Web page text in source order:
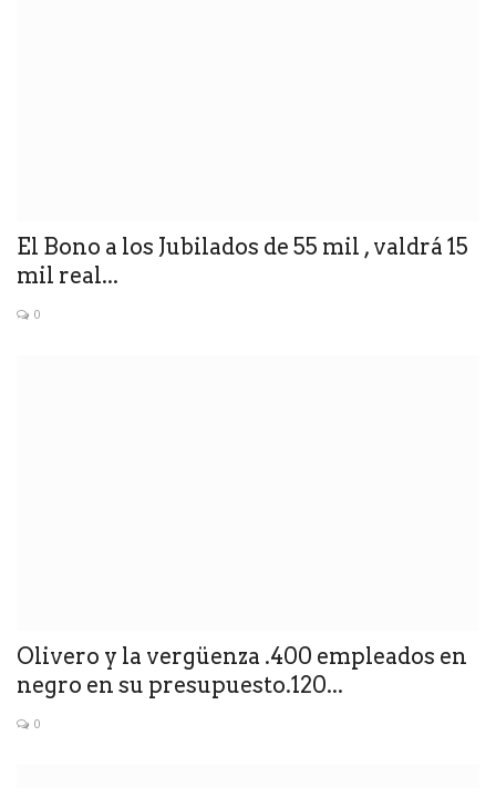
El Bono a los Jubilados de 55 mil , valdrá 15
mil real...
0
Olivero y la vergüenza .400 empleados en
negro en su presupuesto.120...
0